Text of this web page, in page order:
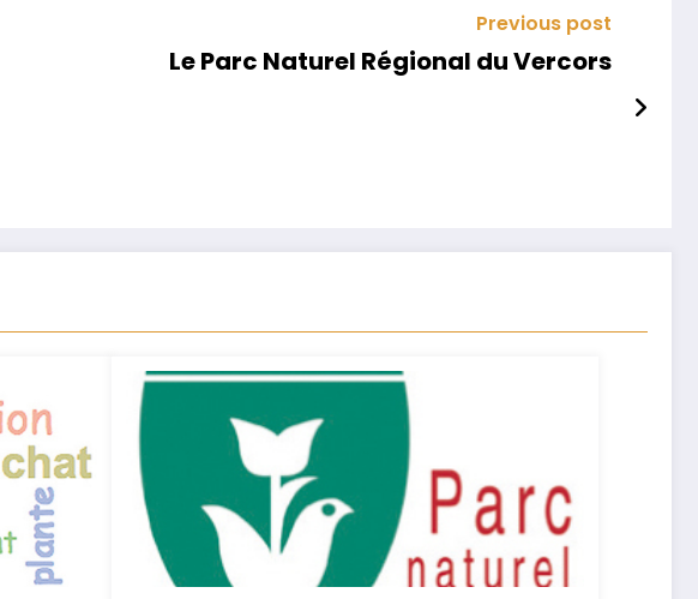
Previous post
Le Parc Naturel Régional du Vercors